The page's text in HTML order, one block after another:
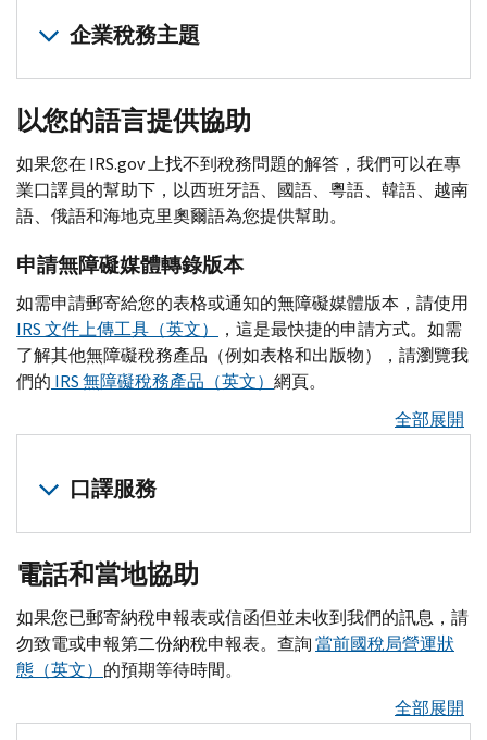
預
的
退
稅
款
收
到
預
期
的
退
稅
款
退
稅
款
文）
退
稅
預
Return?
改
的
納
稅
申
報
表
在
哪
裡？)
改
的
稅
申
報
表
常
見
題
協
視
您
的
餘
額
付
款
活
動
提
給
款
有
困
難
的
納
稅
人
件
收
入
家
庭
福
利
惠
(EITC )
審
計
通
知
件
的
工
包
國
稅
局
文
竊
中
心
稅
人
身
份
盜
竊
防
範
指
南
保
您
資
稅
4883C（英
文）
或CP01（英
通
不
確、
遺
失
或
從
未
到
W-2（英
文）
個
人
納
別
號
碼
申
報
幫
助
稅
取
的
稅
務
謄
本
謄
類
型
獲
取
您
的
的
其
他
式
索
取
未
申
企業稅務主題
子
報
（E-
file）
的
就
業
稅
申
file
名PIN
僱
主
身
份
識
別
碼
以您的語言提供協助
如果您在 IRS.gov上找不到稅務問題的解答，我們可以在專
業口譯員的幫助下，以西班牙語、國語、粵語、韓語、越南
語、俄語和海地克里奧爾語為您提供幫助。
申請無障礙媒體轉錄版本
如需申請郵寄給您的表格或通知的無障礙媒體版本，請使用
IRS文件上傳工具（英文）
，這是最快捷的申請方式。如需
了解其他無障礙稅務產品（例如表格和出版物），請瀏覽我
們的 IRS無障礙稅務產品（英文） 網頁。
全部展開
口譯服務
班
語，
請
致
800-
電話和當地協助
如果您已郵寄納稅申報表或信函但並未收到我們的訊息，請
勿致電或申報第二份納稅申報表。查詢當前國稅局營運狀
態（英文） 的預期等待時間。
全部展開